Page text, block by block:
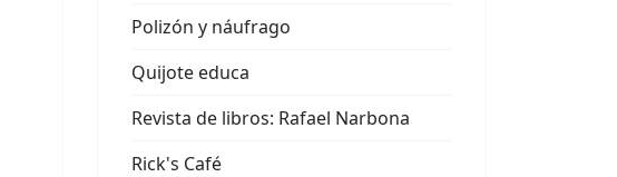
Polizón y náufrago
Quijote educa
Revista de libros: Rafael Narbona
Rick's Café